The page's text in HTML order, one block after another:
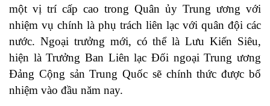
một vị trí cấp cao trong Quân ủy Trung ương với
nhiệm vụ chính là phụ trách liên lạc với quân đội các
nước. Ngoại trưởng mới, có thể làLưu Kiến Siêu,
hiện là Trưởng Ban Liên lạc Đối ngoại Trung ương
Đảng Cộng sản Trung Quốc sẽ chính thức được bổ
nhiệm vào đầu năm nay.